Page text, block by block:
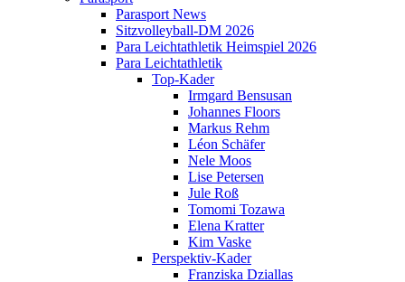
Parasport News
Sitzvolleyball-DM 2026
Para Leichtathletik Heimspiel 2026
Para Leichtathletik
Top-Kader
Irmgard Bensusan
Johannes Floors
Markus Rehm
Léon Schäfer
Nele Moos
Lise Petersen
Jule Roß
Tomomi Tozawa
Elena Kratter
Kim Vaske
Perspektiv-Kader
Franziska Dziallas